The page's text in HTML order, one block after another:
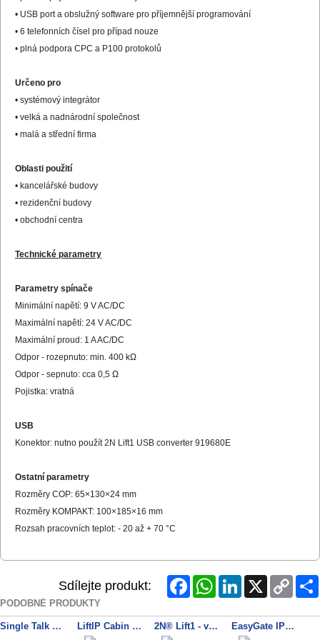
• USB port a obslužný software pro příjemnější programování
• 6 telefonních čísel pro případ nouze
• plná podpora CPC a P100 protokolů
Určeno pro
• systémový integrátor
• velká a nadnárodní společnost
• malá a střední firma
Oblasti použití
• kancelářské budovy
• rezidenční budovy
• obchodní centra
Technické parametry
Parametry spínače
Minimální napětí: 9 V AC/DC
Maximální napětí: 24 V AC/DC
Maximální proud: 1 A AC/DC
Odpor - rozepnuto: min. 400 kΩ
Odpor - sepnuto: cca 0,5 Ω
Pojistka: vratná
USB
Konektor: nutno použít 2N Lift1 USB converter 919680E
Ostatní parametry
Rozměry COP: 65×130×24 mm
Rozměry KOMPAKT: 100×185×16 mm
Rozsah pracovních teplot: - 20 až + 70 °C
Sdílejte produkt: FacebookWhatsAppLinkedInX
Copy
Link
PODOBNÉ PRODUKTY
Single Talk Amplifier modul LiftIP Cabin unit - COP version - wired 2N® Lift1 - výtahový komunikátor - pro povrchovou montáž EasyGate IP 4G VoLTE/VOIP